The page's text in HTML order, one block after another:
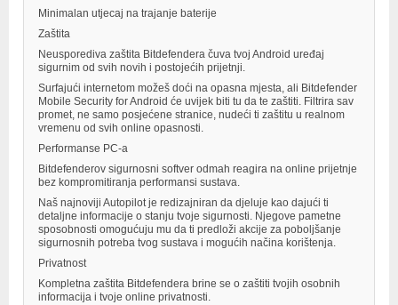
Minimalan utjecaj na trajanje baterije
Zaštita
Neusporediva zaštita Bitdefendera čuva tvoj Android uređaj
sigurnim od svih novih i postojećih prijetnji.
Surfajući internetom možeš doći na opasna mjesta, ali Bitdefender
Mobile Security for Android će uvijek biti tu da te zaštiti. Filtrira sav
promet, ne samo posjećene stranice, nudeći ti zaštitu u realnom
vremenu od svih online opasnosti.
Performanse PC-a
Bitdefenderov sigurnosni softver odmah reagira na online prijetnje
bez kompromitiranja performansi sustava.
Naš najnoviji Autopilot je redizajniran da djeluje kao dajući ti
detaljne informacije o stanju tvoje sigurnosti. Njegove pametne
sposobnosti omogućuju mu da ti predloži akcije za poboljšanje
sigurnosnih potreba tvog sustava i mogućih načina korištenja.
Privatnost
Kompletna zaštita Bitdefendera brine se o zaštiti tvojih osobnih
informacija i tvoje online privatnosti.